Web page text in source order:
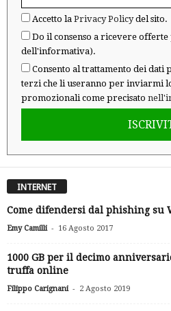
Accetto la Privacy Policydel sito.
Do il consenso a ricevere
dell'informativa).
Consento al trattamento dei dati
terzi che li useranno per inviarmi
promozionali come precisato
INTERNET
Come difendersi dal phishing su
Emy Camilli - 16 Agosto 2017
1000 GB per il decimo
truffa online
Filippo Carignani - 2 Agosto 2019